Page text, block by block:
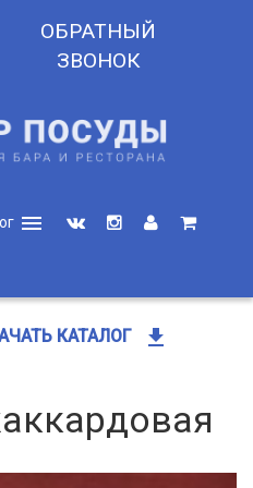
ОБРАТНЫЙ
ЗВОНОК
menu
КАТАЛОГ get_app